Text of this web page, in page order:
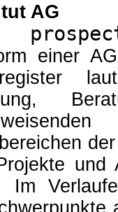
AG
einer
und
Im